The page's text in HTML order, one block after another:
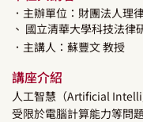
．主辦單位：財團法人理
、 國立清華大學科技法律
．主講人： 蘇豐文教授
講座介紹
人工智慧（Artificial
受限於電腦計算能力等問